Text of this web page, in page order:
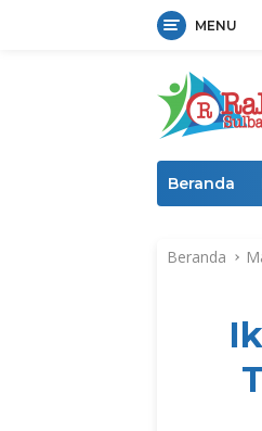
MENU
Beranda
Beranda